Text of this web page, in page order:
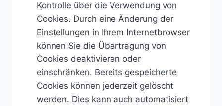
Kontrolle über die Verwendung von
Cookies. Durch eine Änderung der
Einstellungen in Ihrem Internetbrowser
können Sie die Übertragung von
Cookies deaktivieren oder
einschränken. Bereits gespeicherte
Cookies können jederzeit gelöscht
werden. Dies kann auch automatisiert